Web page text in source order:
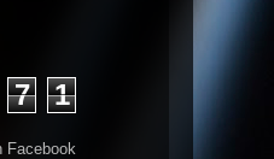
7 1
Facebook